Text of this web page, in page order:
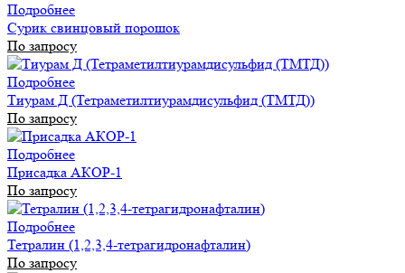
Подробнее
Сурик свинцовый порошок
По запросу
Подробнее
Тиурам Д (Тетраметилтиурамдисульфид (ТМТД))
По запросу
Подробнее
Присадка АКОР-1
По запросу
Подробнее
Тетралин (1,2,3,4-тетрагидронафталин)
По запросу